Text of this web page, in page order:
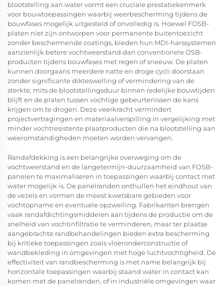
blootstelling aan water vormt een cruciale prestatiekenmerk
voor bouwtoepassingen waarbij weerbescherming tijdens de
bouwfases mogelijk uitgesteld of onvolledig is. Hoewel FOSB-
platen niet zijn ontworpen voor permanente buitentoezicht
zonder beschermende coatings, bieden hun MDI-harssystemen
aanzienlijk betere vochtweerstand dan conventionele OSB-
producten tijdens bouwfases met regen of sneeuw. De platen
kunnen doorgaans meerdere natte en droge cycli doorstaan
zonder significante dikteswelling of vermindering van de
sterkte, mits de blootstellingsduur binnen redelijke bouwtijden
blijft en de platen tussen vochtige gebeurtenissen de kans
krijgen om te drogen. Deze veerkracht vermindert
projectvertragingen en materiaalverspilling in vergelijking met
minder vochtresistente plaatproducten die na blootstelling aan
weeromstandigheden moeten worden vervangen.
Randafdekking is een belangrijke overweging om de
vochtweerstand en de langetermijn-duurzaamheid van FOSB-
panelen te maximaliseren in toepassingen waarbij contact met
water mogelijk is. De panelranden onthullen het eindhout van
de vezels en vormen de meest kwetsbare gebieden voor
vochtopname en eventuele opzwelling. Fabrikanten brengen
vaak randafdichtingsmiddelen aan tijdens de productie om de
snelheid van vochtinfiltratie te verminderen, maar ter plaatse
aangebrachte randbehandelingen bieden extra bescherming
bij kritieke toepassingen zoals vloeronderconstructie of
wandbekleding in omgevingen met hoge luchtvochtigheid. De
effectiviteit van randbescherming is met name belangrijk bij
horizontale toepassingen waarbij staand water in contact kan
komen met de panelranden, of in industriële omgevingen waar